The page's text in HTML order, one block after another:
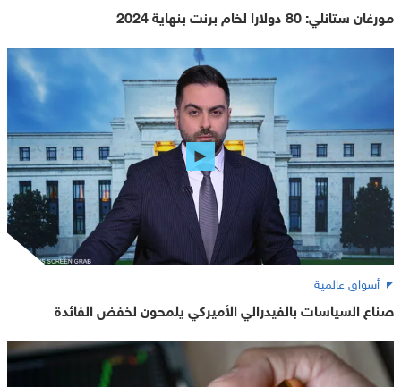
مورغان ستانلي: 80 دولارا لخام برنت بنهاية 2024
أسواق عالمية
صناع السياسات بالفيدرالي الأميركي يلمحون لخفض الفائدة